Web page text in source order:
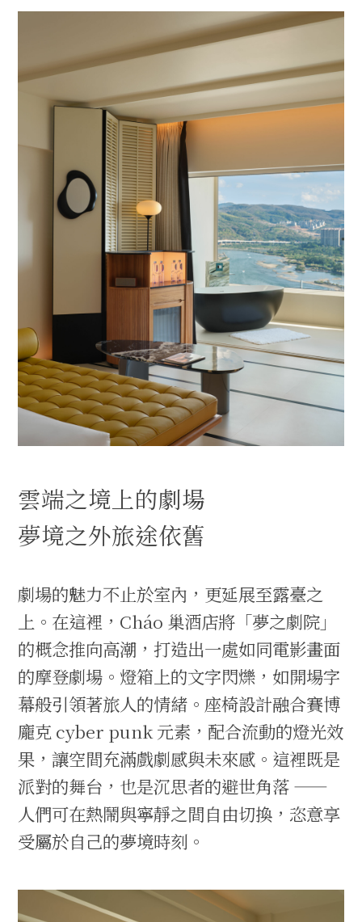
雲端之境上的劇場
夢境之外旅途依舊
劇場的魅力不止於室內，更延展至露臺之
上。在這裡，Cháo 巢酒店將「夢之劇院」
的概念推向高潮，打造出一處如同電影畫面
的摩登劇場。燈箱上的文字閃爍，如開場字
幕般引領著旅人的情緒。座椅設計融合賽博
龐克 cyber punk 元素，配合流動的燈光效
果，讓空間充滿戲劇感與未來感。這裡既是
派對的舞台，也是沉思者的避世角落 ——
人們可在熱鬧與寧靜之間自由切換，恣意享
受屬於自己的夢境時刻。